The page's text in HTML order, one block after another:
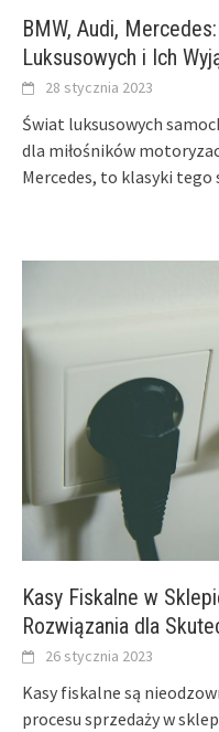
BMW, Audi,
Luksusowych i Ich
28 stycznia 2023
Świat luksusowych
dla miłośników
Mercedes, to klasyki tego
Kasy Fiskalne w
Rozwiązania dla
26 stycznia 2023
Kasy fiskalne są
procesu sprzedaży w